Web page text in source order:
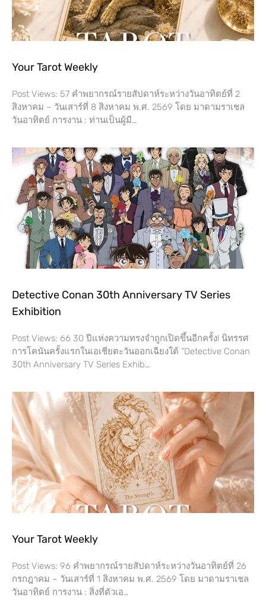
Your Tarot Weekly
Post Views: 57 คำพยากรณ์รายสัปดาห์ระหว่างวันอาทิตย์ที่ 2
สิงหาคม – วันเสาร์ที่​ 8 สิงหาคม พ.ศ. 2569 โดย​ มาดามราเชล
วันอาทิตย์ การงาน​ : ท่านเป็นผู้มี…
Detective Conan 30th Anniversary TV Series
Exhibition
Post Views: 66 30 ปีแห่งความทรงจำถูกเปิดขึ้นอีกครั้ง! นิทรรศ
การโคนันครั้งแรกในเอเชียตะวันออกเฉียงใต้ “Detective Conan
30th Anniversary TV Series Exhib…
Your Tarot Weekly
Post Views: 96 คำพยากรณ์รายสัปดาห์ระหว่างวันอาทิตย์ที่ 26
กรกฎาคม – วันเสาร์ที่​ 1 สิงหาคม พ.ศ. 2569 โดย​ มาดามราเชล
วันอาทิตย์ การงาน​ : สิ่งที่ตัวเอ…